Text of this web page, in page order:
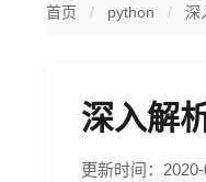
首页 python 深
深入解
更新时间：